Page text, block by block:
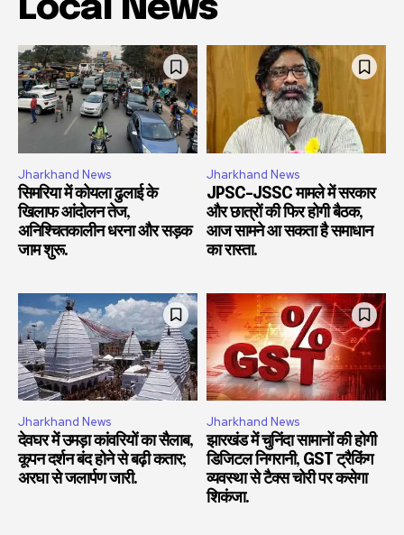
Local News
Jharkhand News
सिमरिया में कोयला ढुलाई के
खिलाफ आंदोलन तेज,
अनिश्चितकालीन धरना और सड़क
जाम शुरू.
Jharkhand News
JPSC-JSSC मामले में सरकार
और छात्रों की फिर होगी बैठक,
आज सामने आ सकता है समाधान
का रास्ता.
Jharkhand News
देवघर में उमड़ा कांवरियों का सैलाब,
कूपन दर्शन बंद होने से बढ़ी कतार;
अरघा से जलार्पण जारी.
Jharkhand News
झारखंड में चुनिंदा सामानों की होगी
डिजिटल निगरानी, GST ट्रैकिंग
व्यवस्था से टैक्स चोरी पर कसेगा
शिकंजा.